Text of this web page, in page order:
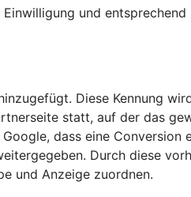
und
Diese Kennung
statt, auf der das
dass eine
Durch diese
und Anzeige zuordnen.